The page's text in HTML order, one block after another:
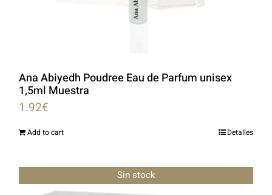
Ana Abiyedh Poudree Eau de Parfum unisex
1,5ml Muestra
1.92€
Add to cart Detalles
Sin stock